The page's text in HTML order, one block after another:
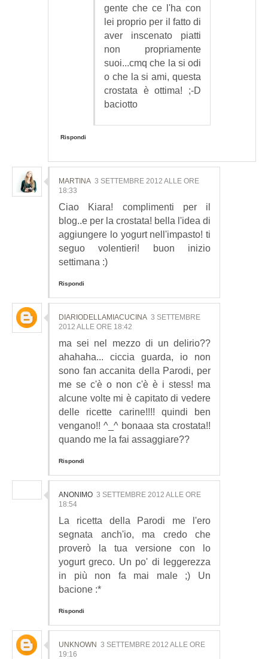
gente che ce l'ha con
lei proprio per il fatto di
aver inscenato piatti
non propriamente
suoi...cmq che la si odi
o che la si ami, questa
crostata è ottima! ;-D
baciotto
Rispondi
MARTINA 3 SETTEMBRE 2012 ALLE ORE
18:33
Ciao Kiara! complimenti per il
blog..e per la crostata! bella l'idea di
aggiungere lo yogurt nell'impasto! ti
seguo volentieri! buon inizio
settimana :)
Rispondi
DIARIODELLAMIACUCINA 3 SETTEMBRE
2012 ALLE ORE 18:42
ma sei nel mezzo di un delirio??
ahahaha... ciccia guarda, io non
sono fan accanita della Parodi, per
me se c'è o non c'è è i stess! ma
alcune volte mi è capitato di vedere
delle ricette carine!!!! quindi ben
vengano!! ^_^ bonaaa sta crostata!!
quando me la fai assaggiare??
Rispondi
ANONIMO 3 SETTEMBRE 2012 ALLE ORE
18:54
La ricetta della Parodi me l'ero
segnata anch'io, ma credo che
proverò la tua versione con lo
yogurt greco. Un po' di leggerezza
in più non fa mai male ;) Un
bacione :*
Rispondi
UNKNOWN 3 SETTEMBRE 2012 ALLE ORE
19:16